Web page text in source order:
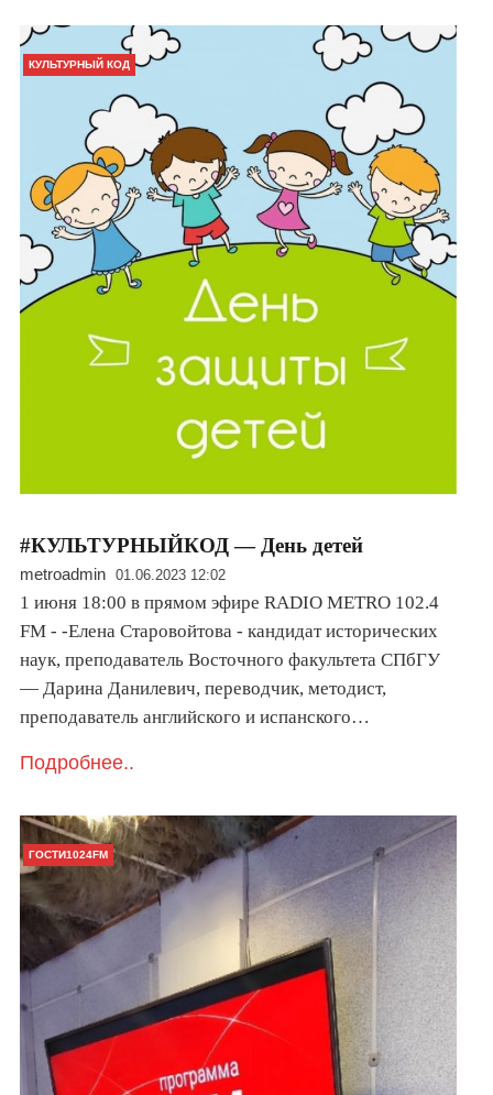
КУЛЬТУРНЫЙ КОД
#КУЛЬТУРНЫЙКОД — День детей
metroadmin 01.06.2023 12:02
1 июня 18:00 в прямом эфире RADIO METRO 102.4
FM - -Елена Старовойтова - кандидат исторических
наук, преподаватель Восточного факультета СПбГУ
— Дарина Данилевич, переводчик, методист,
преподаватель английского и испанского…
Подробнее..
ГОСТИ1024FM